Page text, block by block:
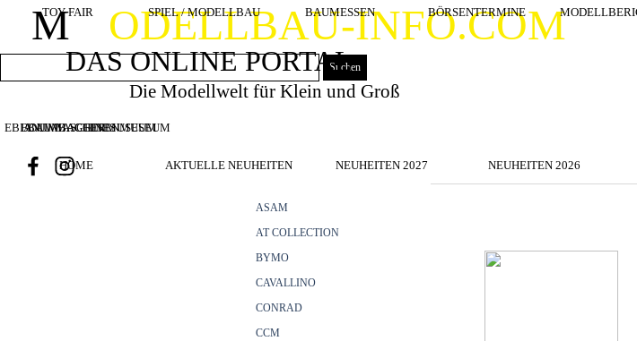
Direkt zum SeiteninhaltODELLBAU-INFO.COM
M
TOY FAIR SPIEL / MODELLBAU BAUMESSEN BÖRSENTERMINE ▼
DAS ONLINE PORTAL
Suchen
Die Modellwelt für Klein und Groß
BOUWMACHINES
BAUMASCHINENMUSEUM
EBIANUMBAGGERMUSEUM
HOME AKTUELLE NEUHEITEN NEUHEITEN 2027 ▼
NEUHEITEN 2026
ASAM
AT COLLECTION
BYMO
CAVALLINO
CONRAD
CCM